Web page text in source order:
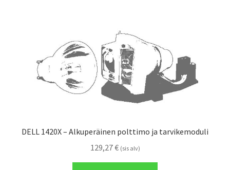
DELL 1420X – Alkuperäinen polttimo ja tarvikemoduli
129,27€ (sis alv)